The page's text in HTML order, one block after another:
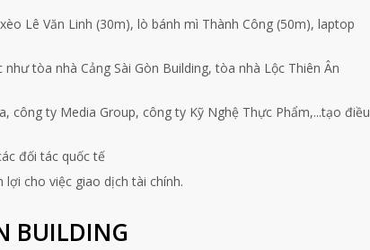
Lê Văn Linh (30m), lò bánh mì Thành Công (50m), laptop
tòa nhà Cảng Sài Gòn Building, tòa nhà Lộc Thiên Ân
công ty Media Group, công ty Kỹ Nghệ Thực Phẩm,...tạo điều
đối tác quốc tế
lợi cho việc giao dịch tài chính.
BUILDING